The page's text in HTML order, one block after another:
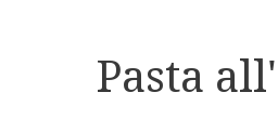
Pasta all'